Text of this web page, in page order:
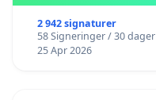
2 942 signaturer
58 Signeringer / 30 dager
25 Apr 2026